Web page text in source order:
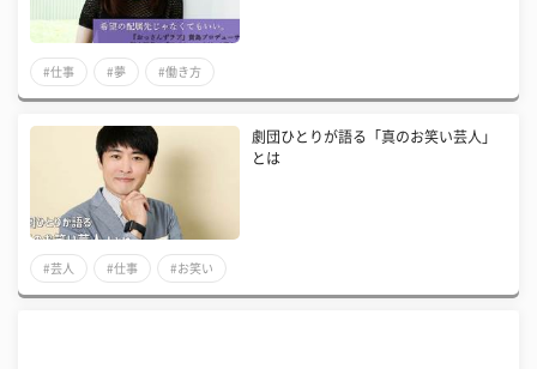
#仕事 #夢 #働き方
劇団ひとりが語る「真のお笑い芸人」
とは
#芸人 #仕事 #お笑い